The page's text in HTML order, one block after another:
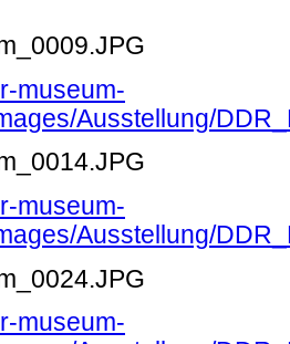
museum-
Ausstellung/
museum-
Ausstellung/
museum-